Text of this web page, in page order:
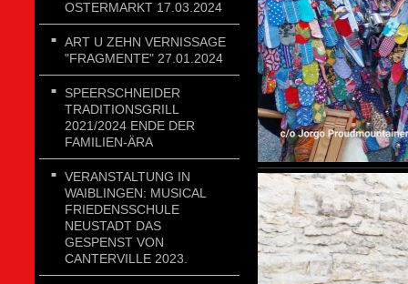
OSTERMARKT 17.03.2024
ART U ZEHN VERNISSAGE
"FRAGMENTE" 27.01.2024
SPEERSCHNEIDER
TRADITIONSGRILL
2021/2024 ENDE DER
FAMILIEN-ÄRA
VERANSTALTUNG IN
WAIBLINGEN: MUSICAL
FRIEDENSSCHULE
NEUSTADT DAS
GESPENST VON
CANTERVILLE 2023.